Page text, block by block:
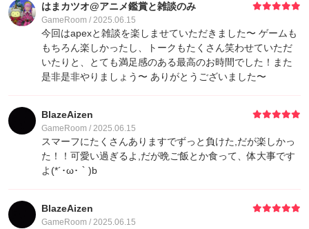
はまカツオ@アニメ鑑賞と雑談のみ
GameRoom / 2025.06.15
今回はapexと雑談を楽しませていただきました〜 ゲームも
もちろん楽しかったし、トークもたくさん笑わせていただ
いたりと、とても満足感のある最高のお時間でした！また
是非是非やりましょう〜 ありがとうございました〜
BlazeAizen
GameRoom / 2025.06.15
スマーフにたくさんありますでずっと負けた,だが楽しかっ
た！！可愛い過ぎるよ,だが晩ご飯とか食って、体大事です
よ(*´･ω･｀)b
BlazeAizen
GameRoom / 2025.06.15